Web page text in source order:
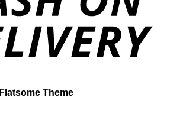
Flatsome Theme